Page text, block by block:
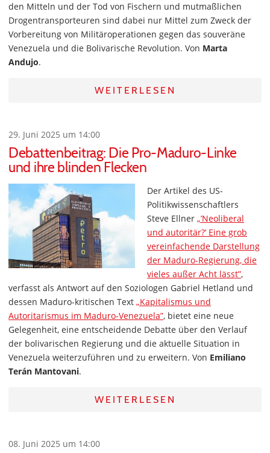
den Mitteln und der Tod von Fischern und mutmaßlichen
Drogentransporteuren sind dabei nur Mittel zum Zweck der
Vorbereitung von Militäroperationen gegen das souveräne
Venezuela und die Bolivarische Revolution. Von Marta
Andujo.
WEITERLESEN
29. Juni 2025 um 14:00
Debattenbeitrag: Die Pro-Maduro-Linke
und ihre blinden Flecken
Der Artikel des US-
Politikwissenschaftlers
Steve Ellner „’Neoliberal
und autoritär?’ Eine grob
vereinfachende Darstellung
der Maduro-Regierung, die
vieles außer Acht lässt”,
verfasst als Antwort auf den Soziologen Gabriel Hetland und
dessen Maduro-kritischen Text „Kapitalismus und
Autoritarismus im Maduro-Venezuela”, bietet eine neue
Gelegenheit, eine entscheidende Debatte über den Verlauf
der bolivarischen Regierung und die aktuelle Situation in
Venezuela weiterzuführen und zu erweitern. Von Emiliano
Terán Mantovani.
WEITERLESEN
08. Juni 2025 um 14:00